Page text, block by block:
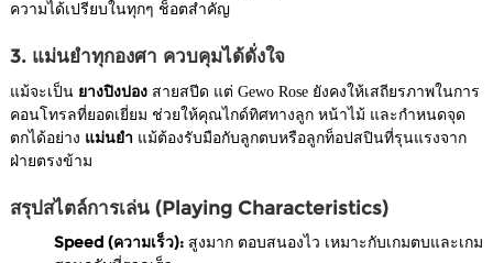
ความได้เปรียบในทุกๆ ช็อตสำคัญ
3. แม่นยำทุกองศา ควบคุมได้ดั่งใจ
แม้จะเป็น ยางปิงปอง สายสปีด แต่ Gewo Rose ยังคงให้เสถียรภาพในการ
คอนโทรลที่ยอดเยี่ยม ช่วยให้คุณไกด์ทิศทางลูก หน้าไม้ และกำหนดจุด
ตกได้อย่าง แม่นยำ แม้ต้องรับมือกับลูกตบหรือลูกท็อปสปินที่รุนแรงจาก
ฝ่ายตรงข้าม
สรุปสไตล์การเล่น (Playing Characteristics)
Speed (ความเร็ว): สูงมาก ตอบสนองไว เหมาะกับเกมตบและเกม